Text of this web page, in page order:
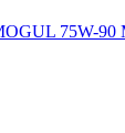
75W-90